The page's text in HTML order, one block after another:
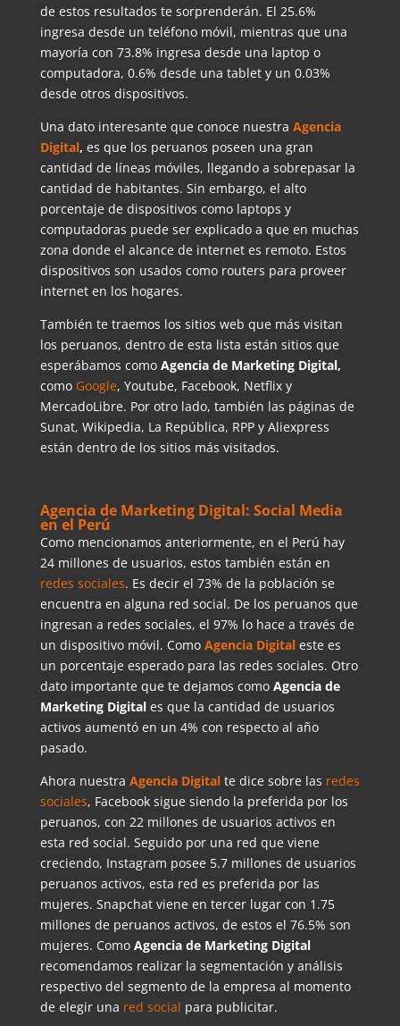
de estos resultados te sorprenderán. El 25.6%
ingresa desde un teléfono móvil, mientras que una
mayoría con 73.8% ingresa desde una laptop o
computadora, 0.6% desde una tablet y un 0.03%
desde otros dispositivos.
Una dato interesante que conoce nuestra Agencia
Digital, es que los peruanos poseen una gran
cantidad de líneas móviles, llegando a sobrepasar la
cantidad de habitantes. Sin embargo, el alto
porcentaje de dispositivos como laptops y
computadoras puede ser explicado a que en muchas
zona donde el alcance de internet es remoto. Estos
dispositivos son usados como routers para proveer
internet en los hogares.
También te traemos los sitios web que más visitan
los peruanos, dentro de esta lista están sitios que
esperábamos como Agencia de Marketing Digital,
como Google, Youtube, Facebook, Netflix y
MercadoLibre. Por otro lado, también las páginas de
Sunat, Wikipedia, La República, RPP y Aliexpress
están dentro de los sitios más visitados.
Agencia de Marketing Digital: Social Media
en el Perú
Como mencionamos anteriormente, en el Perú hay
24 millones de usuarios, estos también están en
redes sociales. Es decir el 73% de la población se
encuentra en alguna red social. De los peruanos que
ingresan a redes sociales, el 97% lo hace a través de
un dispositivo móvil. Como Agencia Digital este es
un porcentaje esperado para las redes sociales. Otro
dato importante que te dejamos como Agencia de
Marketing Digital es que la cantidad de usuarios
activos aumentó en un 4% con respecto al año
pasado.
Ahora nuestra Agencia Digital te dice sobre las redes
sociales, Facebook sigue siendo la preferida por los
peruanos, con 22 millones de usuarios activos en
esta red social. Seguido por una red que viene
creciendo, Instagram posee 5.7 millones de usuarios
peruanos activos, esta red es preferida por las
mujeres. Snapchat viene en tercer lugar con 1.75
millones de peruanos activos, de estos el 76.5% son
mujeres. Como Agencia de Marketing Digital
recomendamos realizar la segmentación y análisis
respectivo del segmento de la empresa al momento
de elegir una red social para publicitar.